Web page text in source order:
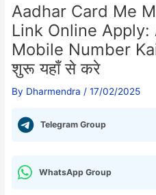
Aadhar Card Me
Link Online
Mobile Number
शुरू यहाँ से करे
By Dharmendra /17/02/2025
Telegram Group
WhatsApp Group